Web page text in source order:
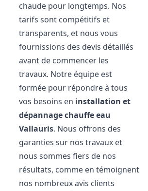
chaude pour longtemps. Nos
tarifs sont compétitifs et
transparents, et nous vous
fournissions des devis détaillés
avant de commencer les
travaux. Notre équipe est
formée pour répondre à tous
vos besoins en installation et
dépannage chauffe eau
Vallauris. Nous offrons des
garanties sur nos travaux et
nous sommes fiers de nos
résultats, comme en témoignent
nos nombreux avis clients